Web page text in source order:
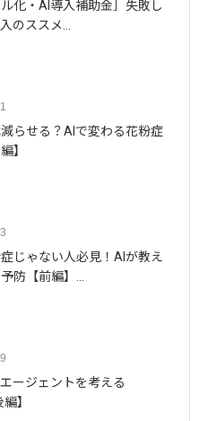
ル化・AI導入補助金］失敗し
のススメ…
らせる？AIで変わる花粉症
】
じゃない人必見！AIが教え
防【前編】…
ージェントを考える
】